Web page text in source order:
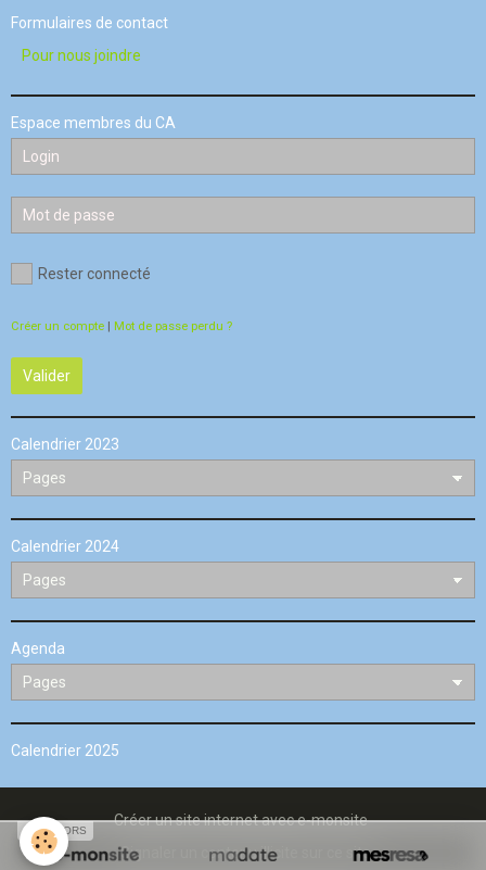
Formulaires de contact
Pour nous joindre
Espace membres du CA
Rester connecté
Créer un compte | Mot de passe perdu ?
Valider
Calendrier 2023
Calendrier 2024
Agenda
Calendrier 2025
Créer un site internet avec e-monsite
Signaler un contenu illicite sur ce site
SPONSORS